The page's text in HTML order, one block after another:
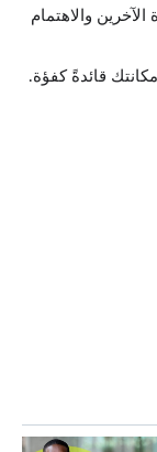
والاهتمام
قائدةً كفؤة.